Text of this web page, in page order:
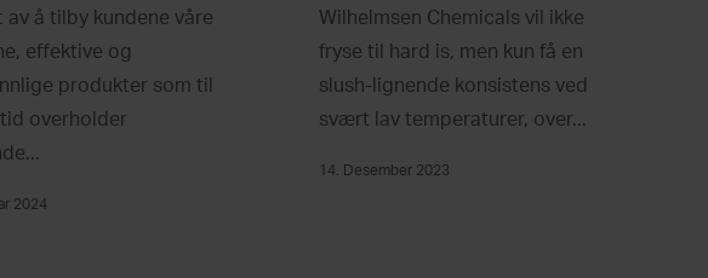
å tilby kundene våre
effektive og
produkter som til
overholder
2024
Wilhelmsen Chemicals vil ikke
fryse til hard is, men kun få en
slush-lignende konsistens ved
svært lav temperaturer, over...
14. Desember 2023